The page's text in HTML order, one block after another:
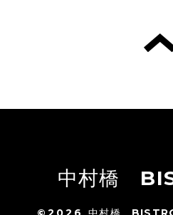
中村橋